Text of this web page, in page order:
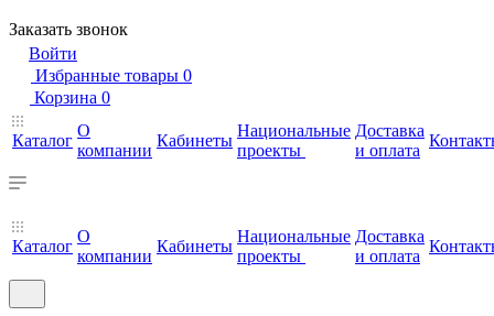
Заказать звонок
Войти
Избранные товары 0
Корзина 0
Каталог
О
компании
Кабинеты
Национальные
проекты
Доставка
и оплата
Каталог
О
компании
Кабинеты
Национальные
проекты
Доставка
и оплата